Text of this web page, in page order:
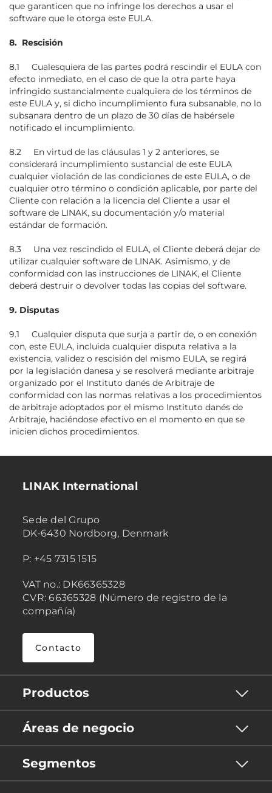
que garanticen que no infringe los derechos a usar el
software que le otorga este EULA.
8. Rescisión
8.1 Cualesquiera de las partes podrá rescindir el EULA con
efecto inmediato, en el caso de que la otra parte haya
infringido sustancialmente cualquiera de los términos de
este EULA y, si dicho incumplimiento fura subsanable, no lo
subsanara dentro de un plazo de 30 días de habérsele
notificado el incumplimiento.
8.2 En virtud de las cláusulas 1 y 2 anteriores, se
considerará incumplimiento sustancial de este EULA
cualquier violación de las condiciones de este EULA, o de
cualquier otro término o condición aplicable, por parte del
Cliente con relación a la licencia del Cliente a usar el
software de LINAK, su documentación y/o material
estándar de formación.
8.3 Una vez rescindido el EULA, el Cliente deberá dejar de
utilizar cualquier software de LINAK. Asimismo, y de
conformidad con las instrucciones de LINAK, el Cliente
deberá destruir o devolver todas las copias del software.
9. Disputas
9.1 Cualquier disputa que surja a partir de, o en conexión
con, este EULA, incluida cualquier disputa relativa a la
existencia, validez o rescisión del mismo EULA, se regirá
por la legislación danesa y se resolverá mediante arbitraje
organizado por el Instituto danés de Arbitraje de
conformidad con las normas relativas a los procedimientos
de arbitraje adoptados por el mismo Instituto danés de
Arbitraje, haciéndose efectivo en el momento en que se
inicien dichos procedimientos.
LINAK International
Sede del Grupo
DK-6430 Nordborg, Denmark
P: +45 7315 1515
VAT no.: DK66365328
CVR: 66365328 (Número de registro de la
compañía)
Contacto
Productos
Áreas de negocio
Segmentos